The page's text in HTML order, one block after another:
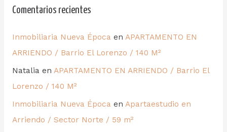
Comentarios recientes
Inmobiliaria Nueva Época en APARTAMENTO EN
ARRIENDO / Barrio El Lorenzo / 140 M²
Nataliaen APARTAMENTO EN ARRIENDO / Barrio El
Lorenzo / 140 M²
Inmobiliaria Nueva Época en Apartaestudio en
Arriendo / Sector Norte / 59 m²